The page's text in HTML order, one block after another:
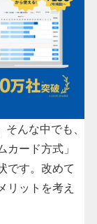
んな中でも、
ード方式」
です。改めて
リットを考え